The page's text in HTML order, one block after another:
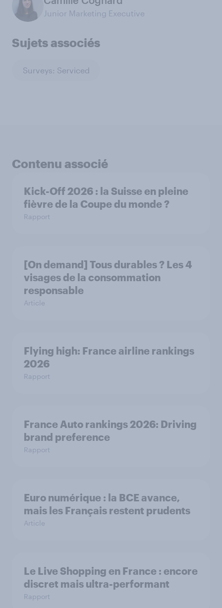
Junior Marketing Executive
Sujets associés
Surveys: Serviced
Contenu associé
Kick-Off 2026 : la Suisse en pleine
fièvre de la Coupe du monde ?
Rapport
[On demand] Tous durables ? Les 4
visages de la consommation
responsable
Article
Flying high: France airline rankings
2026
Rapport
France Auto rankings 2026: ​Driving
brand preference
Rapport
Euro numérique : la BCE avance,
mais les Français restent prudents
Article
Le Live Shopping en France : encore
discret mais ultra-performant
Rapport